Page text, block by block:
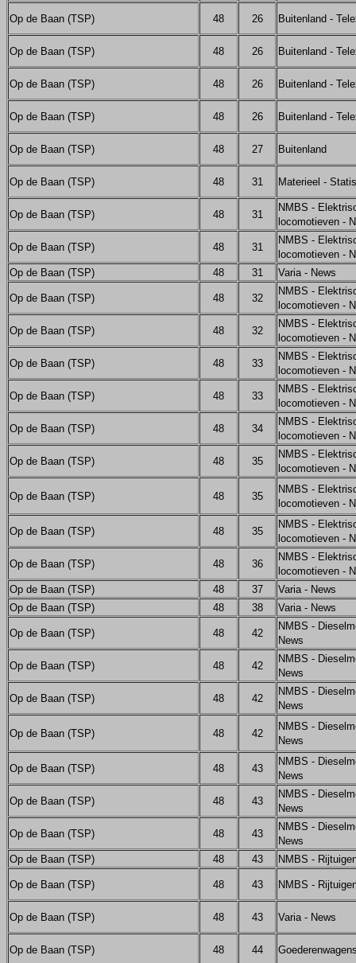
Op de Baan (TSP) 48 26 Buitenland -
Op de Baan (TSP) 48 26 Buitenland -
Op de Baan (TSP) 48 26 Buitenland -
Op de Baan (TSP) 48 26 Buitenland -
Op de Baan (TSP) 48 27 Buitenland
Op de Baan (TSP) 48 31 Materieel -
Op de Baan (TSP) 48 31
NMBS -
locomotieven -
Op de Baan (TSP) 48 31
NMBS -
locomotieven -
Op de Baan (TSP)
48 31 Varia - News
Op de Baan (TSP) 48 32
NMBS -
locomotieven -
Op de Baan (TSP) 48 32
NMBS -
locomotieven -
Op de Baan (TSP) 48 33
NMBS -
locomotieven -
Op de Baan (TSP) 48 33
NMBS -
locomotieven -
Op de Baan (TSP) 48 34
NMBS -
locomotieven -
Op de Baan (TSP) 48 35
NMBS -
locomotieven -
Op de Baan (TSP) 48 35
NMBS -
locomotieven -
Op de Baan (TSP) 48 35
NMBS -
locomotieven -
Op de Baan (TSP) 48 36
NMBS -
locomotieven -
Op de Baan (TSP)
48 37
Varia - News
Op de Baan (TSP)
48 38 Varia - News
Op de Baan (TSP) 48 42
NMBS -
News
Op de Baan (TSP) 48 42
NMBS -
News
Op de Baan (TSP) 48 42
NMBS -
News
Op de Baan (TSP) 48 42
NMBS -
News
Op de Baan (TSP) 48 43
NMBS -
News
Op de Baan (TSP) 48 43
NMBS -
News
Op de Baan (TSP) 48 43
NMBS -
News
Op de Baan (TSP)
48 43 NMBS -
Op de Baan (TSP) 48 43 NMBS -
Op de Baan (TSP) 48 43 Varia - News
Op de Baan (TSP) 48 44